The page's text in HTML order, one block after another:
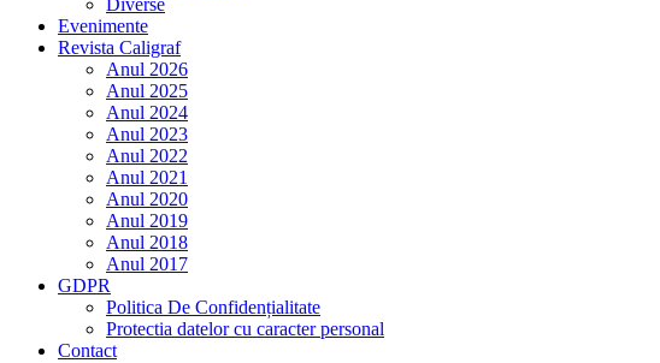
Diverse
Evenimente
Revista Caligraf
Anul 2026
Anul 2025
Anul 2024
Anul 2023
Anul 2022
Anul 2021
Anul 2020
Anul 2019
Anul 2018
Anul 2017
GDPR
Politica De Confidențialitate
Protectia datelor cu caracter personal
Contact